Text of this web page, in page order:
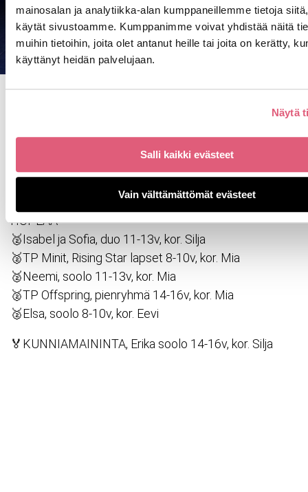
mainosalan ja analytiikka-alan kumppaneillemme tietoja
käytät sivustoamme. Kumppanimme voivat yhdistää näitä
muihin tietoihin, joita olet antanut heille tai joita on kerätty,
käyttänyt heidän palvelujaan.
Näytä
Salli kaikki evästeet
Vain välttämättömät evästeet
KULTAA
🥇Erin Toivola, soolo 14-16v, kor. Mia
🥇Neemi ja Minea, duo 11-13v, kor. Mia
🥇Milja, soolo 8-10v, kor. Eevi
HOPEAA
🥈Isabel ja Sofia, duo 11-13v, kor. Silja
🥈TP Minit, Rising Star lapset 8-10v, kor. Mia
🥈Neemi, soolo 11-13v, kor. Mia
🥈TP Offspring, pienryhmä 14-16v, kor. Mia
🥈Elsa, soolo 8-10v, kor. Eevi
🏅KUNNIAMAININTA, Erika soolo 14-16v, kor. Silja